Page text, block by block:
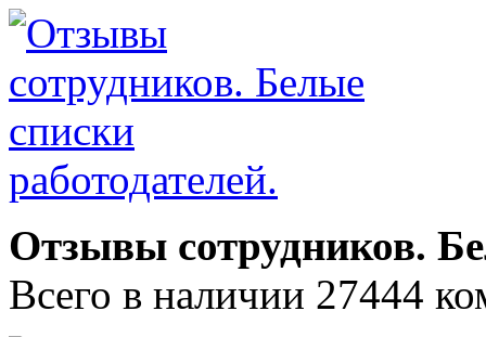
Отзывы сотрудников.
Всего в наличии 27444